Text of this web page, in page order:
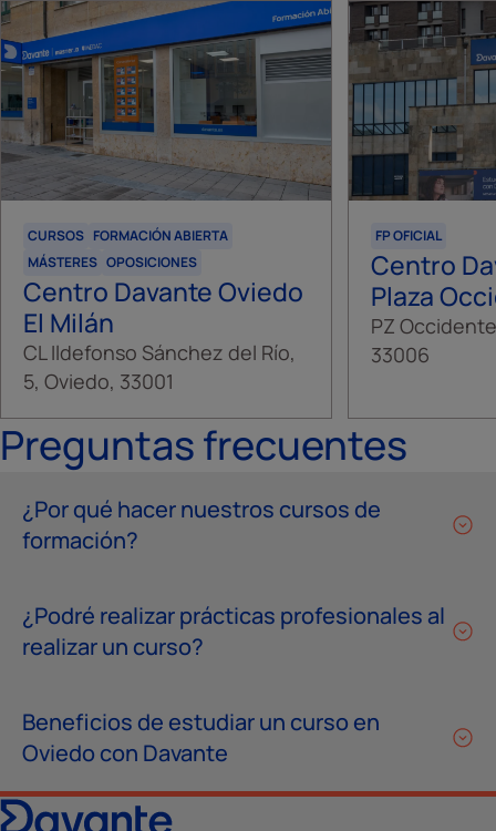
CURSOS FORMACIÓN ABIERTA
MÁSTERES OPOSICIONES
Centro Davante Oviedo
El Milán
CL Ildefonso Sánchez del Río,
5, Oviedo, 33001
FP OFICIAL
Centro
Plaza
PZ
33006
Preguntas frecuentes
¿Por qué hacer nuestros cursos de
formación?
¿Podré realizar prácticas profesionales al
realizar un curso?
Beneficios de estudiar un curso en
Oviedo con Davante